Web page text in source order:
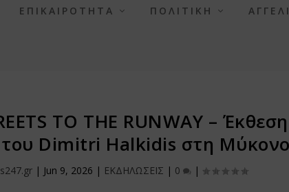
ΕΠΙΚΑΙΡΟΤΗΤΑ ΠΟΛΙΤΙΚΗ
TO THE RUNWAY – Έκθεση
Dimitri Halkidis στη Μύκονο
| Jun 9, 2026 | ΕΚΔΗΛΩΣΕΙΣ | 0 |